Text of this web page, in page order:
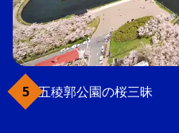
五稜郭公園の桜三昧